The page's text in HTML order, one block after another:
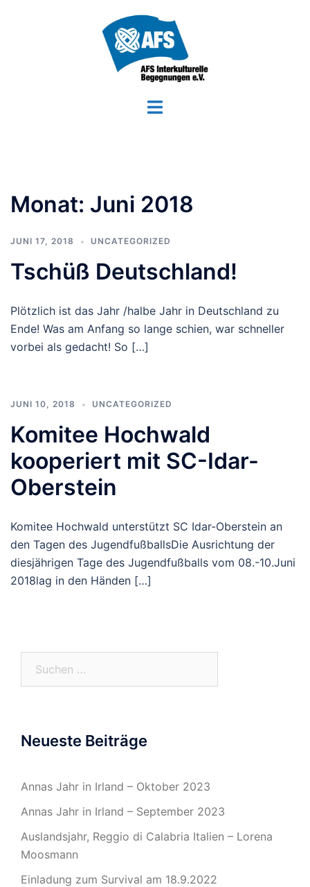
Menü
Monat: Juni 2018
JUNI 17, 2018 UNCATEGORIZED
Tschüß Deutschland!
Plötzlich ist das Jahr /halbe Jahr in Deutschland zu
Ende! Was am Anfang so lange schien, war schneller
vorbei als gedacht! So […]
JUNI 10, 2018 UNCATEGORIZED
Komitee Hochwald
kooperiert mit SC-Idar-
Oberstein
Komitee Hochwald unterstützt SC Idar-Oberstein an
den Tagen des JugendfußballsDie Ausrichtung der
diesjährigen Tage des Jugendfußballs vom 08.-10.Juni
2018lag in den Händen […]
Neueste Beiträge
Annas Jahr in Irland – Oktober 2023
Annas Jahr in Irland – September 2023
Auslandsjahr, Reggio di Calabria Italien – Lorena
Moosmann
Einladung zum Survival am 18.9.2022